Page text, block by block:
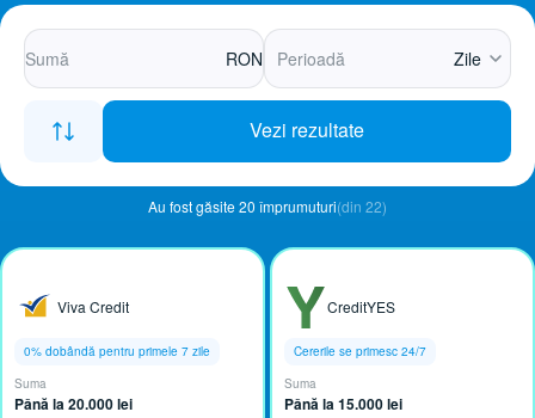
RON Zile
Vezi rezultate
Au fost găsite 20 împrumuturi(din 22)
Viva Credit
0% dobândă pentru primele 7 zile
Suma
Până la 20.000 lei ​
CreditYES
Cererile se primesc 24/7
Suma
Până la 15.000 lei